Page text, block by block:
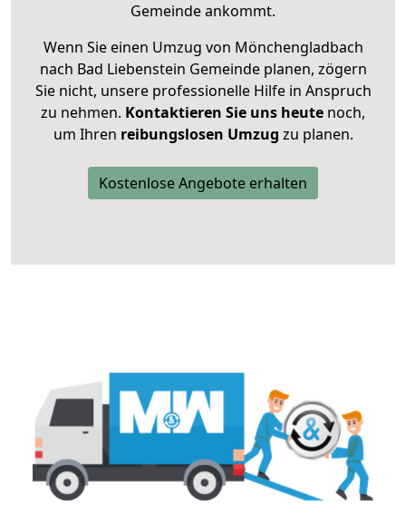
Gemeinde ankommt.
Wenn Sie einen Umzug von Mönchengladbach
nach Bad Liebenstein Gemeinde planen, zögern
Sie nicht, unsere professionelle Hilfe in Anspruch
zu nehmen. Kontaktieren Sie uns heute noch,
um Ihren reibungslosen Umzug zu planen.
Kostenlose Angebote erhalten